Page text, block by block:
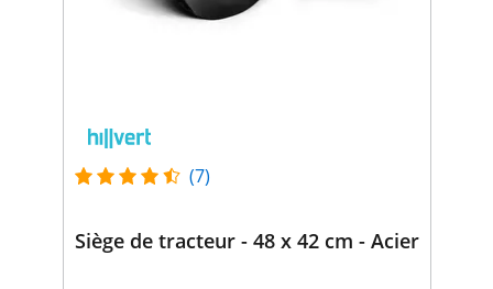
(7)
Siège de tracteur - 48 x 42 cm - Acier